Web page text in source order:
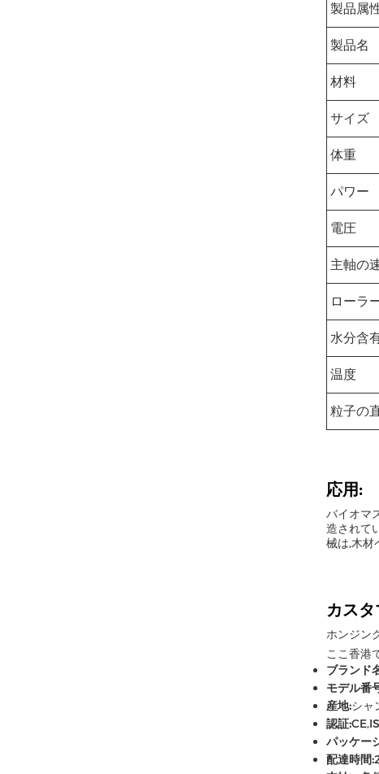
製品属
製品名
材料
サイズ
体重
パワー
電圧
主軸の
ローラ
水分含
温度
粒子の
応用:
バイオマ
造されて
械は,木
カス
ホンジン
ここ香港
ブランド
モデル番
産地:シャ
認証:
パッケー
配達時間: